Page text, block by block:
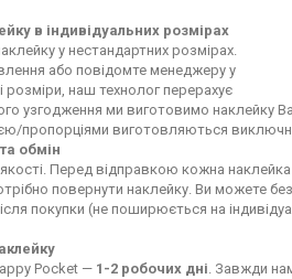
в індивідуальних розмірах
у нестандартних розмірах.
або повідомте менеджеру у
розміри, наш технолог перерахує
узгодження ми виготовимо наклейку
пропорціями виготовляються
обмін
якості. Перед відправкою кожна
повернути наклейку. Ви можете
покупки (не поширюється на
Pocket — 1-2 робочих дні. Завжди